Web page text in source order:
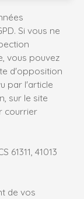
Si vous ne
vous pouvez
d'opposition
par l'article
sur le site
courrier
61311, 41013
de vos